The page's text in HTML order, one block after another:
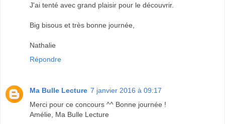
J'ai tenté avec grand plaisir pour le découvrir.
Big bisous et très bonne journée,
Nathalie
Répondre
Ma Bulle Lecture 7 janvier 2016 à 09:17
Merci pour ce concours ^^ Bonne journée !
Amélie, Ma Bulle Lecture